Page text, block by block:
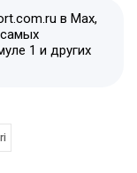
в Max,
1 и других